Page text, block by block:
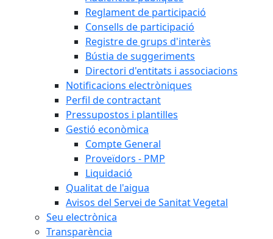
Reglament de participació
Consells de participació
Registre de grups d'interès
Bústia de suggeriments
Directori d'entitats i associacions
Notificacions electròniques
Perfil de contractant
Pressupostos i plantilles
Gestió econòmica
Compte General
Proveïdors - PMP
Liquidació
Qualitat de l'aigua
Avisos del Servei de Sanitat Vegetal
Seu electrònica
Transparència